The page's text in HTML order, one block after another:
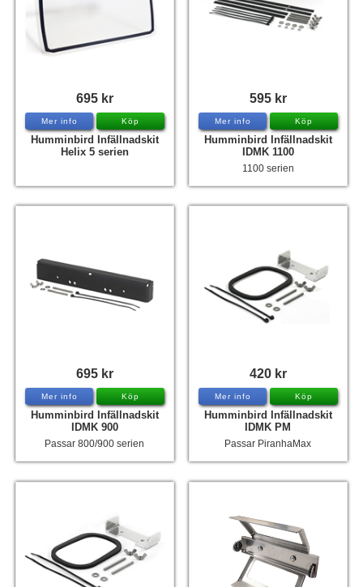
695 kr
Mer info Köp
Humminbird Infällnadskit
Helix 5 serien
595 kr
Mer info Köp
Humminbird Infällnadskit
IDMK 1100
1100 serien
695 kr
Mer info Köp
Humminbird Infällnadskit
IDMK 900
Passar 800/900 serien
420 kr
Mer info Köp
Humminbird Infällnadskit
IDMK PM
Passar PiranhaMax